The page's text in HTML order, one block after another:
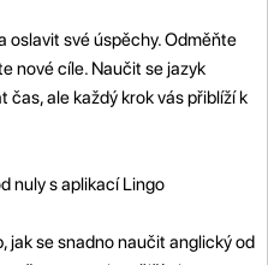
oslavit své úspěchy. Odměňte
nové cíle. Naučit se jazyk
ale každý krok vás přiblíží k
nuly s aplikací Lingo
jak se snadno naučit anglický od